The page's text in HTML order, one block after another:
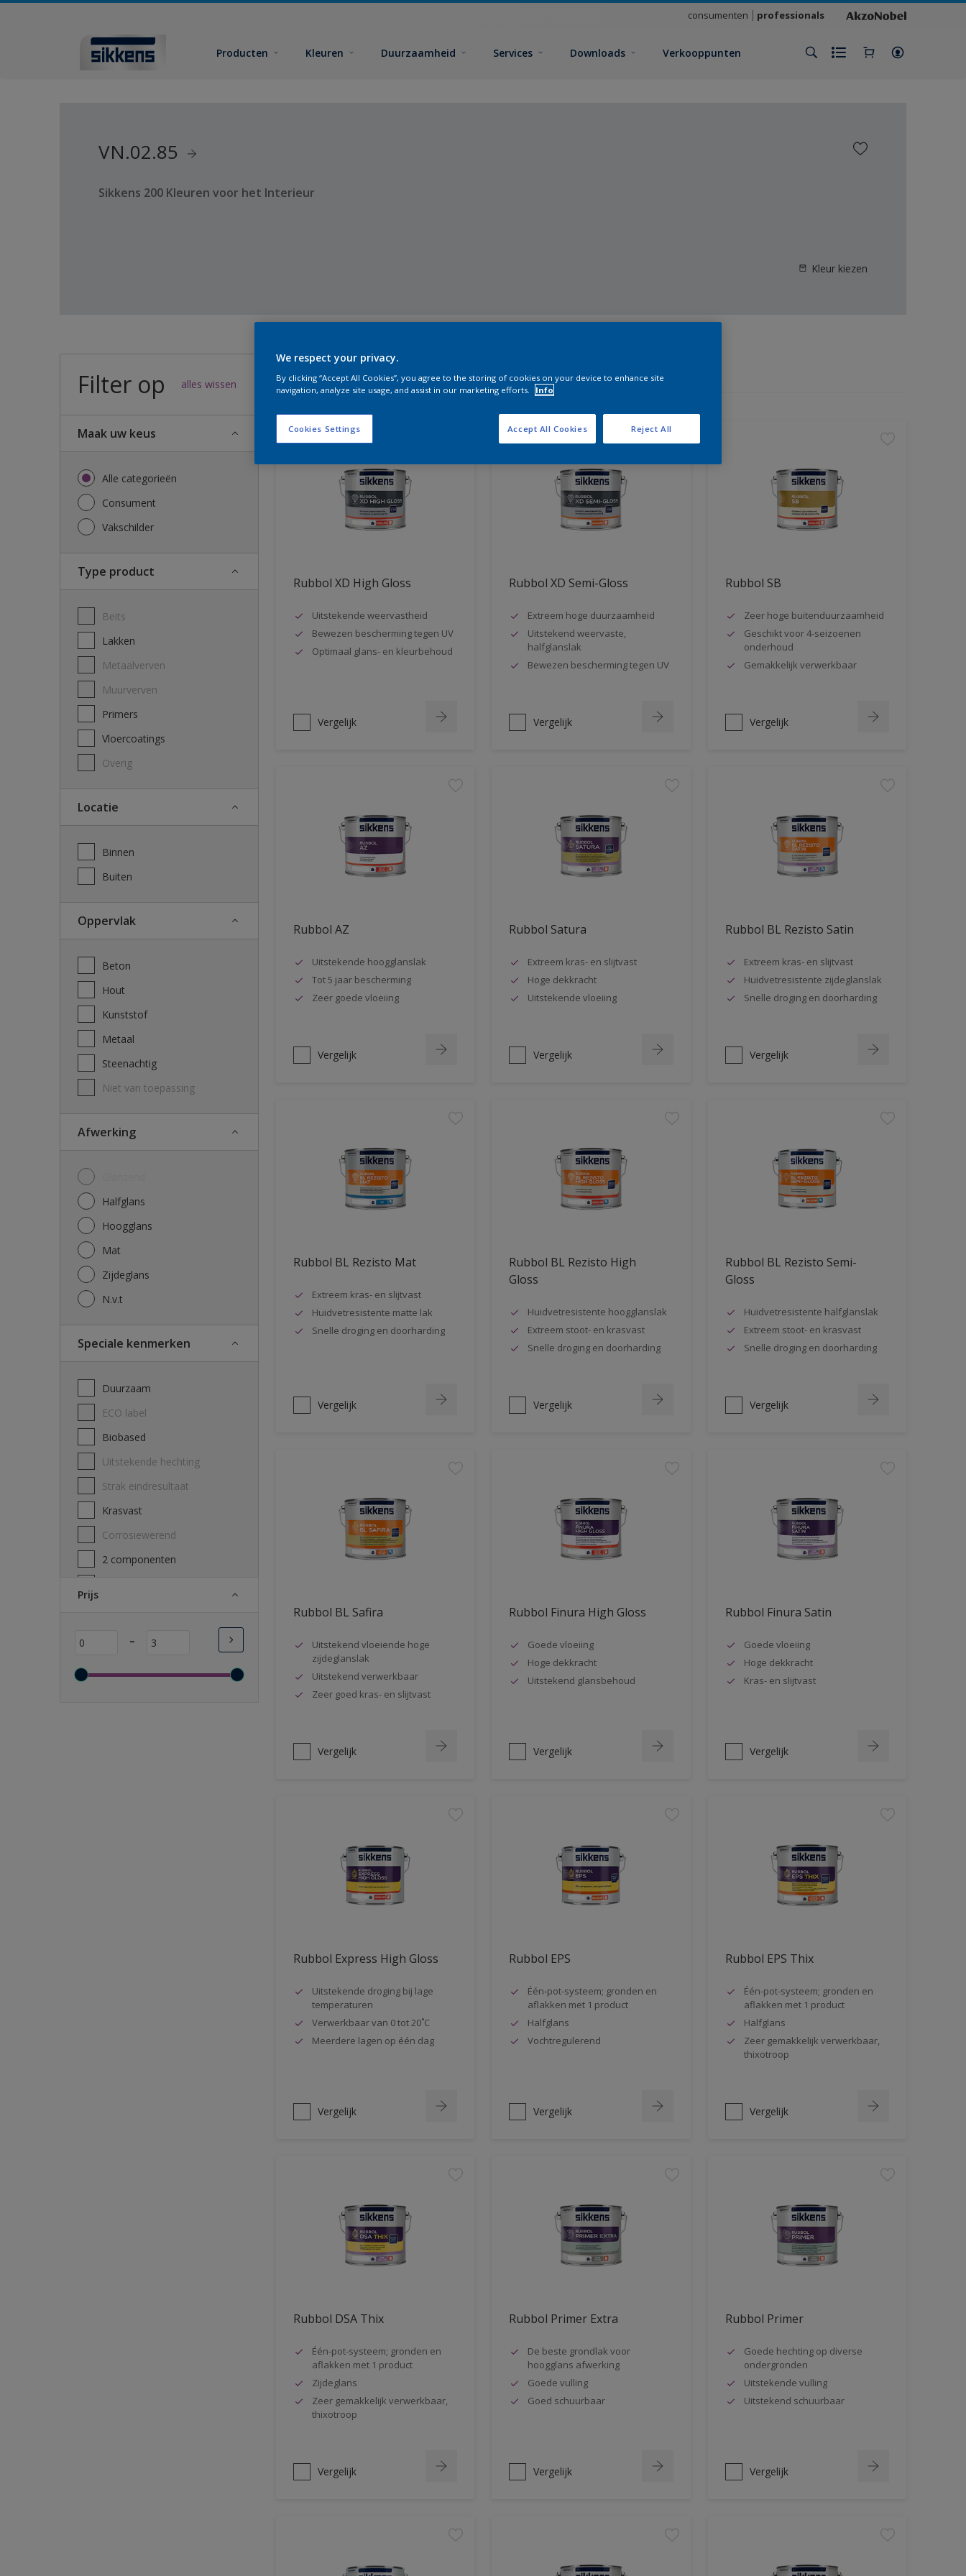
consumenten professionals
Producten Kleuren Duurzaamheid Services Downloads Verkooppunten
VN.02.85
Sikkens 200 Kleuren voor het Interieur
Kleur kiezen
Filter op alles wissen
Maak uw keus
Alle categorieën
Consument
Vakschilder
Type product
Beits
Lakken
Metaalverven
Muurverven
Primers
Vloercoatings
Overig
Locatie
Binnen
Buiten
Oppervlak
Beton
Hout
Kunststof
Metaal
Steenachtig
Niet van toepassing
Afwerking
Halfglans
Hoogglans
Mat
Zijdeglans
N.v.t
Speciale kenmerken
Duurzaam
ECO label
Biobased
Uitstekende hechting
Strak eindresultaat
Krasvast
Corrosiewerend
2 componenten
Wasbaar
Sneldrogend
Prijs
-
25resultaten voor jou
Rubbol XD High Gloss
Uitstekende weervastheid
Bewezen bescherming tegen UV
Optimaal glans- en kleurbehoud
Vergelijk
Rubbol XD Semi-Gloss
Extreem hoge duurzaamheid
Uitstekend weervaste,
halfglanslak
Bewezen bescherming tegen UV
Vergelijk
Rubbol SB
Zeer hoge buitenduurzaamheid
Geschikt voor 4-seizoenen
onderhoud
Gemakkelijk verwerkbaar
Vergelijk
Rubbol AZ
Uitstekende hoogglanslak
Tot 5 jaar bescherming
Zeer goede vloeiing
Vergelijk
Rubbol Satura
Extreem kras- en slijtvast
Hoge dekkracht
Uitstekende vloeiing
Vergelijk
Rubbol BL Rezisto Satin
Extreem kras- en slijtvast
Huidvetresistente zijdeglanslak
Snelle droging en doorharding
Vergelijk
Rubbol BL Rezisto Mat
Extreem kras- en slijtvast
Huidvetresistente matte lak
Snelle droging en doorharding
Vergelijk
Rubbol BL Rezisto High
Gloss
Huidvetresistente hoogglanslak
Extreem stoot- en krasvast
Snelle droging en doorharding
Vergelijk
Rubbol BL Rezisto Semi-
Gloss
Huidvetresistente halfglanslak
Extreem stoot- en krasvast
Snelle droging en doorharding
Vergelijk
Rubbol BL Safira
Uitstekend vloeiende hoge
zijdeglanslak
Uitstekend verwerkbaar
Zeer goed kras- en slijtvast
Vergelijk
Rubbol Finura High Gloss
Goede vloeiing
Hoge dekkracht
Uitstekend glansbehoud
Vergelijk
Rubbol Finura Satin
Goede vloeiing
Hoge dekkracht
Kras- en slijtvast
Vergelijk
Rubbol Express High Gloss
Uitstekende droging bij lage
temperaturen
Verwerkbaar van 0 tot 20˚C
Meerdere lagen op één dag
Vergelijk
Rubbol EPS
Één-pot-systeem; gronden en
aflakken met 1 product
Halfglans
Vochtregulerend
Vergelijk
Rubbol EPS Thix
Één-pot-systeem; gronden en
aflakken met 1 product
Halfglans
Zeer gemakkelijk verwerkbaar,
thixotroop
Vergelijk
Rubbol DSA Thix
Één-pot-systeem; gronden en
aflakken met 1 product
Zijdeglans
Zeer gemakkelijk verwerkbaar,
thixotroop
Vergelijk
Rubbol Primer Extra
De beste grondlak voor
hoogglans afwerking
Goede vulling
Goed schuurbaar
Vergelijk
Rubbol Primer
Goede hechting op diverse
ondergronden
Uitstekende vulling
Uitstekend schuurbaar
Vergelijk
We respect your privacy.
By clicking “Accept All Cookies”, you agree to the storing of cookies on your device to enhance site
navigation, analyze site usage, and assist in our marketing efforts.
Info
Cookies Settings Reject All
Accept All Cookies